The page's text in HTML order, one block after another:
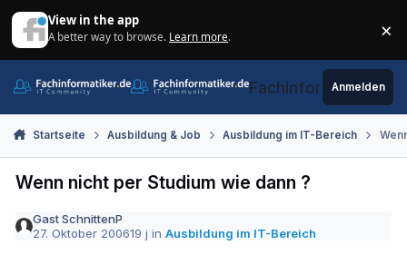
View in the app
A better way to browse. Learn more. ×
Fachinformatiker.de
Anmelden
Startseite Ausbildung & Job Ausbildung im IT-Bereich
Wenn nicht per Studium wie dann ?
Gast SchnittenP
27. Oktober 200619 j inAusbildung im IT-Bereich